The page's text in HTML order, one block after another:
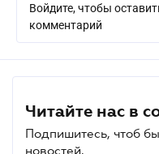
Войдите, чтобы
комментарий
Читайте нас в
Подпишитесь, чтоб
новостей.